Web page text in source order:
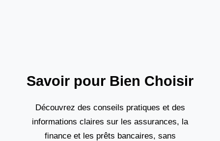
Savoir pour Bien Choisir
Découvrez des conseils pratiques et des
informations claires sur les assurances, la
finance et les prêts bancaires, sans